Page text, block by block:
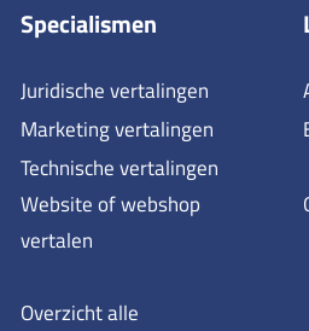
Specialismen
Juridische vertalingen
Marketing vertalingen
Technische vertalingen
Website of webshop
vertalen
Overzicht alle